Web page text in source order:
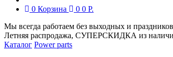
0 Корзина 0 0 Р.
Мы всегда работаем без выходных и
Летняя распродажа, СУПЕРСКИДКА из
Каталог Power parts